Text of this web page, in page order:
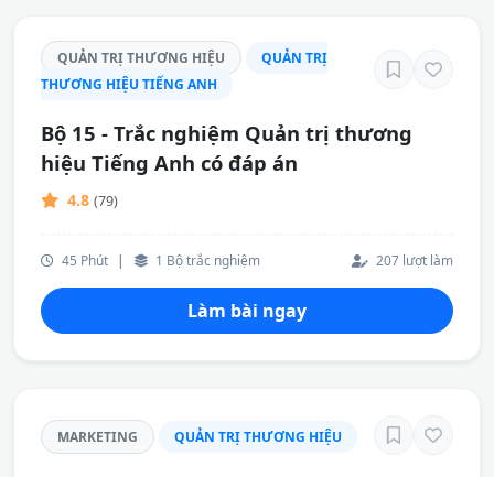
QUẢN TRỊ THƯƠNG HIỆU
QUẢN TRỊ
THƯƠNG HIỆU TIẾNG ANH
Bộ 15 - Trắc nghiệm Quản trị thương
hiệu Tiếng Anh có đáp án
4.8 (79)
45 Phút | 1 Bộ trắc nghiệm 207 lượt làm
Làm bài ngay
MARKETING QUẢN TRỊ THƯƠNG HIỆU